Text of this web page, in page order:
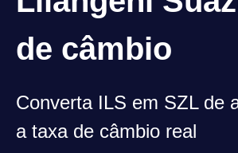
de câmbio
Converta ILS em SZL de
a taxa de câmbio real